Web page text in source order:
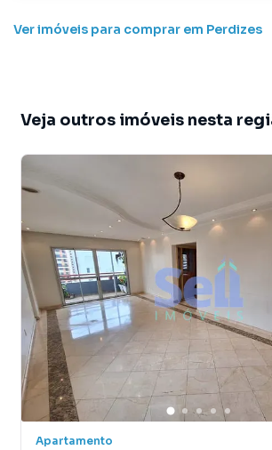
Ver imóveis para comprar em Perdizes
Veja outros imóveis nesta
Apartamento